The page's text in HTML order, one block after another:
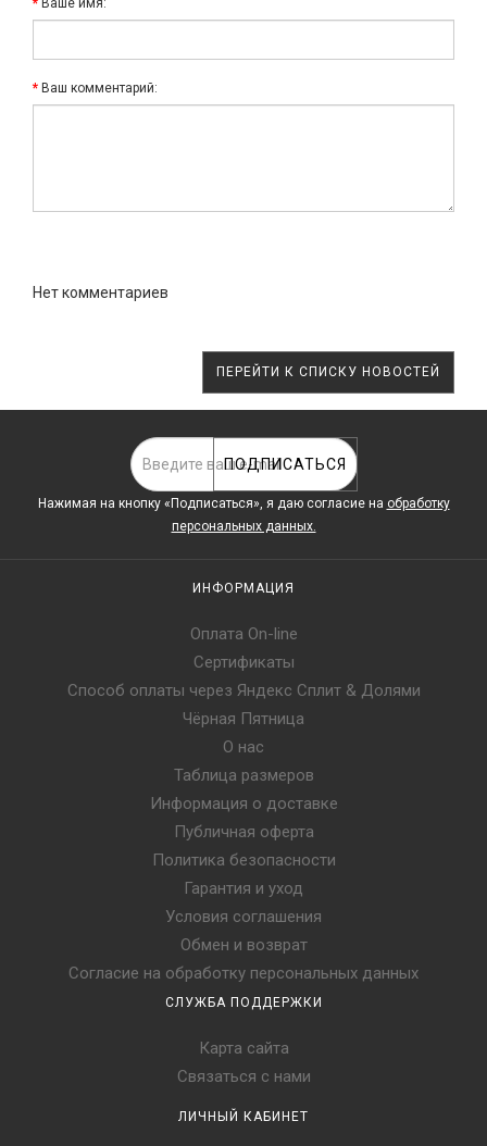
Ваше имя:
Ваш комментарий:
Нет комментариев
ПЕРЕЙТИ К СПИСКУ НОВОСТЕЙ
ПОДПИСАТЬСЯ
Нажимая на кнопку «Подписаться», я даю cогласие на обработку
персональных данных.
ИНФОРМАЦИЯ
Оплата On-line
Сертификаты
Способ оплаты через Яндекс Сплит & Долями
Чёрная Пятница
О нас
Таблица размеров
Информация о доставке
Публичная оферта
Политика безопасности
Гарантия и уход
Условия соглашения
Обмен и возврат
Согласие на обработку персональных данных
СЛУЖБА ПОДДЕРЖКИ
Карта сайта
Связаться с нами
ЛИЧНЫЙ КАБИНЕТ